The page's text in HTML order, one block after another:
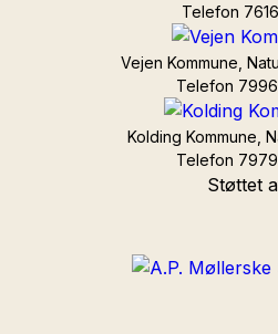
Telefon 7616
Vejen Kommune,
Telefon
Kolding Kommune,
Telefon
Støttet